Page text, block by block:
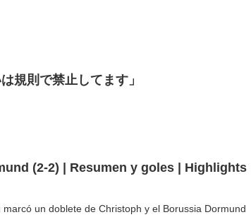
規則で禁止してます」
un doblete de Christoph y el Borussia Dormund